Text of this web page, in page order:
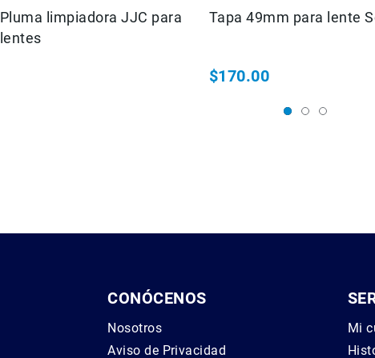
Pluma limpiadora JJC para
lentes
Tapa 49mm para lente
$170.00
CONÓCENOS
Nosotros
Aviso de Privacidad
Mi